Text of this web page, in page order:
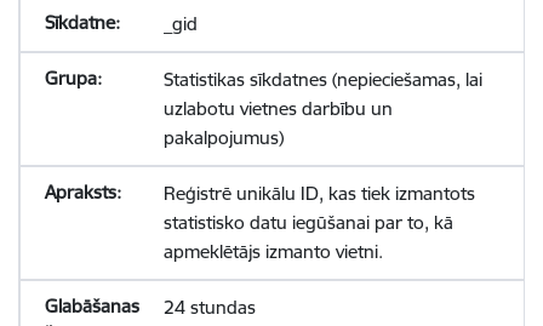
_gid
Statistikas sīkdatnes (nepieciešamas, lai
uzlabotu vietnes darbību un
pakalpojumus)
Reģistrē unikālu ID, kas tiek izmantots
statistisko datu iegūšanai par to, kā
apmeklētājs izmanto vietni.
24 stundas